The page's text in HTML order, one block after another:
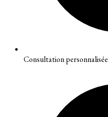
Consultation personnalisée